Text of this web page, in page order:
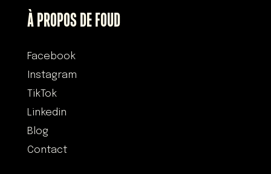
À PROPOS DE FOUD
Facebook
Instagram
TikTok
Linkedin
Blog
Contact